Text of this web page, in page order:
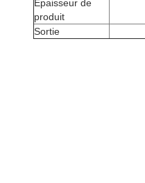
Épaisseur de
produit
Sortie